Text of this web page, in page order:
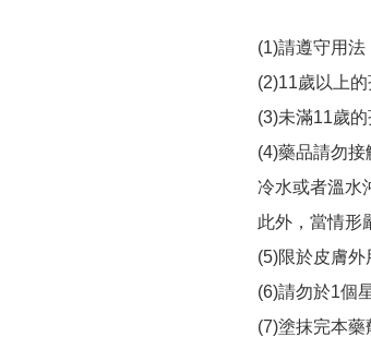
(1)請遵守用法
(2)11歲以上
(3)未滿11歲的
(4)藥品請勿
冷水或者溫水
此外，當情形
(5)限於皮膚外
(6)請勿於1個
(7)塗抹完本